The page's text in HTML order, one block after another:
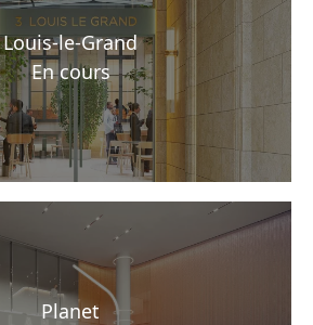
Louis-le-Grand
En cours
Planet